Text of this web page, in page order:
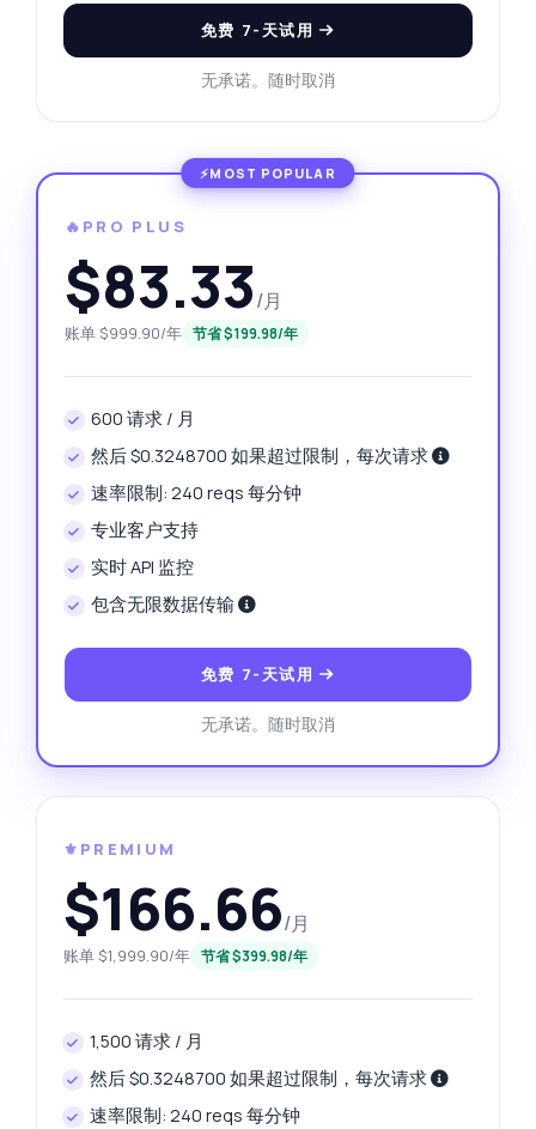
免费 7-天试用
无承诺。随时取消
🔥PRO PLUS
$83.33/月
账单 $999.90/年 节省 $199.98/年
600 请求 / 月
然后 $0.3248700 如果超过限制，每次请求
速率限制: 240 reqs 每分钟
专业客户支持
实时 API 监控
包含无限数据传输
免费 7-天试用
无承诺。随时取消
⚜️PREMIUM
$166.66/月
账单 $1,999.90/年 节省 $399.98/年
1,500 请求 / 月
然后 $0.3248700 如果超过限制，每次请求
速率限制: 240 reqs 每分钟